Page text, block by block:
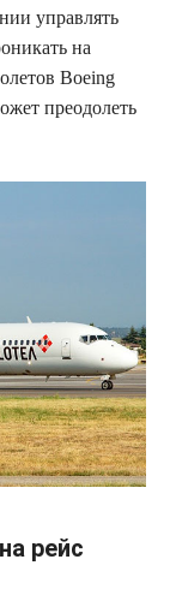
управлять
на
Boeing
преодолеть
рейс